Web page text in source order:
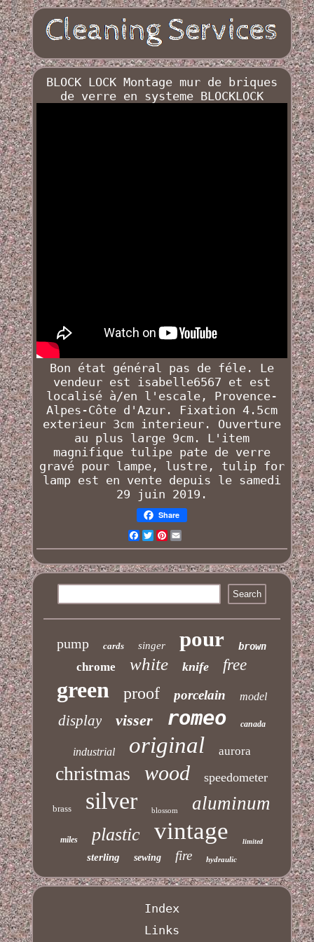
BLOCK LOCK Montage mur de briques
de verre en systeme BLOCKLOCK
Bon état général pas de féle. Le
vendeur est isabelle6567 et est
localisé à/en l'escale, Provence-
Alpes-Côte d'Azur. Fixation 4.5cm
exterieur 3cm interieur. Ouverture
au plus large 9cm. L'item
magnifique tulipe pate de verre
gravé pour lampe, lustre, tulip for
lampest en vente depuis le samedi
29 juin 2019.
Share
Facebook
Twitter
Pinterest
Email
pump cards singer pour brown
chrome white knife free
green proof porcelain model
display visser romeo canada
industrial original aurora
christmas wood speedometer
brass silver blossom aluminum
miles plastic vintage limited
sterling sewing fire hydraulic
Index
Links